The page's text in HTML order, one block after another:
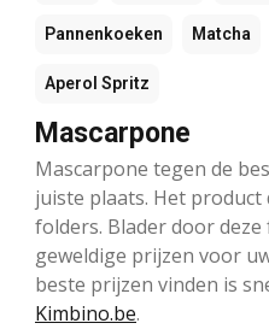
Pannenkoeken Matcha
Aperol Spritz
Mascarpone
Mascarpone tegen de
juiste plaats. Het
folders. Blader door
geweldige prijzen voor
beste prijzen vinden is
Kimbino.be.